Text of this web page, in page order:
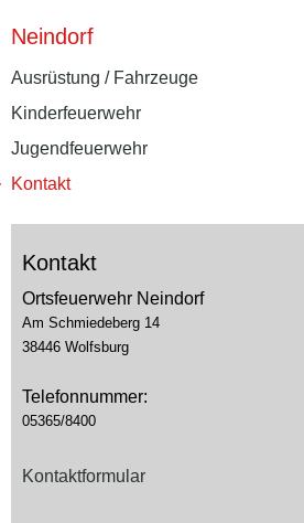
Neindorf
Ausrüstung / Fahrzeuge
Kinderfeuerwehr
Jugendfeuerwehr
Kontakt
Kontakt
Ortsfeuerwehr Neindorf
Am Schmiedeberg 14
38446 Wolfsburg
Telefonnummer:
05365/8400
Kontaktformular